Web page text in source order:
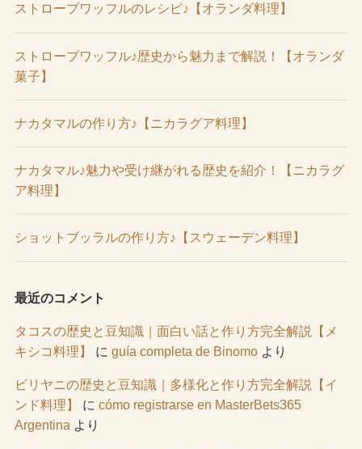
ストロープワッフルのレシピ♪【オランダ料理】
ストロープワッフル♪歴史から魅力まで解説！【オランダ
菓子】
ナカタマルの作り方♪【ニカラグア料理】
ナカタマル♪魅力や受け継がれる歴史を紹介！【ニカラグ
ア料理】
ショットブッラルの作り方♪【スウェーデン料理】
最近のコメント
タコスの歴史と豆知識｜面白い話と作り方完全解説【メ
キシコ料理】
に guía completa de Binomoより
ビリヤニの歴史と豆知識｜多様化と作り方完全解説【イ
ンド料理】
に cómo registrarse en MasterBets365
Argentina より